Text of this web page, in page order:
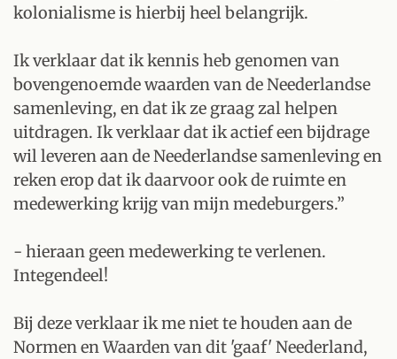
kolonialisme is hierbij heel belangrijk.
Ik verklaar dat ik kennis heb genomen van
bovengenoemde waarden van de Neederlandse
samenleving, en dat ik ze graag zal helpen
uitdragen. Ik verklaar dat ik actief een bijdrage
wil leveren aan de Neederlandse samenleving en
reken erop dat ik daarvoor ook de ruimte en
medewerking krijg van mijn medeburgers.”
- hieraan geen medewerking te verlenen.
Integendeel!
Bij deze verklaar ik me niet te houden aan de
Normen en Waarden van dit 'gaaf' Neederland,